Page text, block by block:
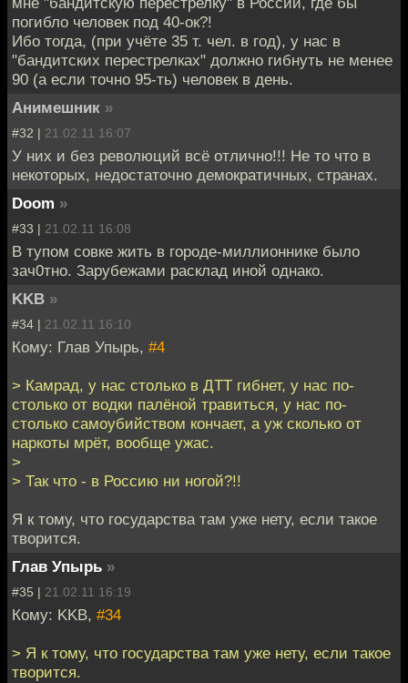
погибло человек под 40-ок?!
Ибо тогда, (при учёте 35 т. чел. в год), у нас в
"бандитских перестрелках" должно гибнуть не менее
90 (а если точно 95-ть) человек в день.
Анимешник »
#32 | 21.02.11 16:07
У них и без революций всё отлично!!! Не то что в
некоторых, недостаточно демократичных, странах.
Doom »
#33 | 21.02.11 16:08
В тупом совке жить в городе-миллионнике было
зач0тно. Зарубежами расклад иной однако.
KKB »
#34 | 21.02.11 16:10
Кому: Глав Упырь, #4
> Камрад, у нас столько в ДТТ гибнет, у нас по-
столько от водки палёной травиться, у нас по-
столько самоубийством кончает, а уж сколько от
наркоты мрёт, вообще ужас.
>
> Так что - в Россию ни ногой?!!
Я к тому, что государства там уже нету, если такое
творится.
Глав Упырь »
#35 | 21.02.11 16:19
Кому: KKB, #34
> Я к тому, что государства там уже нету, если такое
творится.